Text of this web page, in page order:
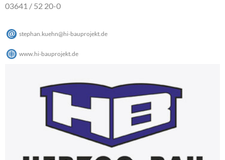
03641 / 52 20-0
stephan.kuehn@hi-bauprojekt de
www.hi-bauprojekt.de